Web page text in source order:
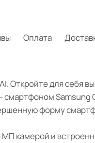
Оплата
Откройте для себя
Samsung
форму
камерой и